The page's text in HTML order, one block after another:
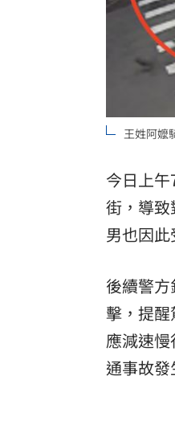
王姓阿嬤
今日上
街，導
男也因
後續警
擊，提
應減速
通事故發